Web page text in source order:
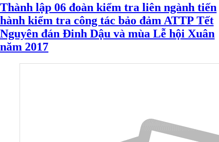
Thành lập 06 đoàn kiểm tra liên ngành tiến
hành kiểm tra công tác bảo đảm ATTP Tết
Nguyên đán Đinh Dậu và mùa Lễ hội Xuân
năm 2017